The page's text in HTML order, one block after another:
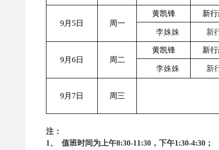
9月5日 周一
黄凯锋 新
李姝姝 新
9月6日 周二
黄凯锋 新
李姝姝 新
9月7日 周三
注：
1、
值班时间为上午8:30-11:30，下午1:30-4:30；